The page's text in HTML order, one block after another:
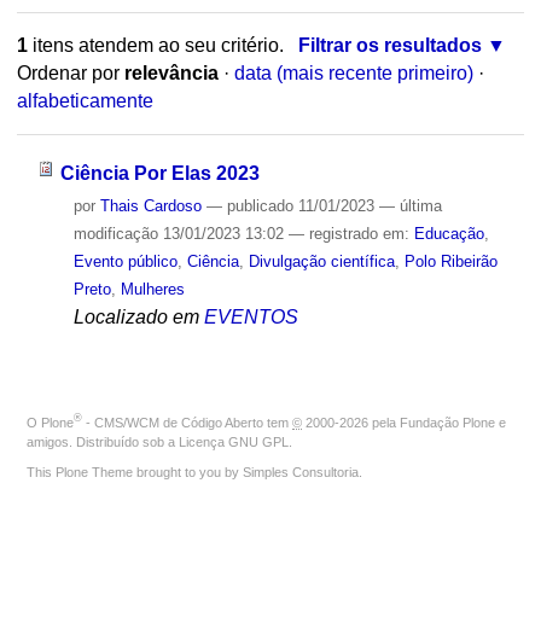
1itens atendem ao seu critério.
Filtrar os resultados
Ordenar por relevância · data (mais recente primeiro) ·
alfabeticamente
Ciência Por Elas 2023
por Thais Cardoso — publicado11/01/2023 — última
modificação13/01/2023 13:02 — registrado em: Educação,
Evento público, Ciência, Divulgação científica,
Polo Ribeirão
Preto, Mulheres
Localizado em EVENTOS
O Plone® - CMS/WCM de Código Aberto tem © 2000-2026 pela Fundação Plone e
amigos. Distribuído sob a Licença GNU GPL
This Plone Theme brought to you by Simples Consultoria